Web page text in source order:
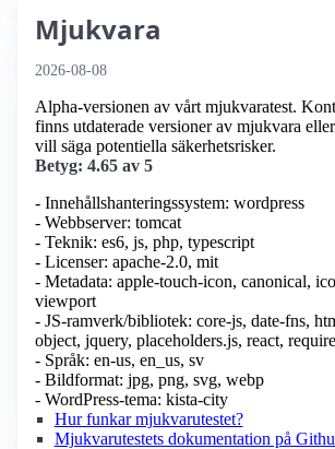
Mjukvara
2026-08-08
Alpha-versionen av vårt mjukvaratest.
finns utdaterade versioner av mjukvara
vill säga potentiella säkerhetsrisker.
Betyg: 4.65 av 5
- Innehållshanteringssystem: wordpress
- Webbserver: tomcat
- Teknik: es6, js, php, typescript
- Licenser: apache-2.0, mit
- Metadata: apple-touch-icon, canonical,
viewport
- JS-ramverk/bibliotek: core-js, date-fns,
object, jquery, placeholders.js, react,
- Språk: en-us, en_us, sv
- Bildformat: jpg, png, svg, webp
- WordPress-tema: kista-city
Hur funkar mjukvarutestet?
Mjukvarutestets dokumentation på